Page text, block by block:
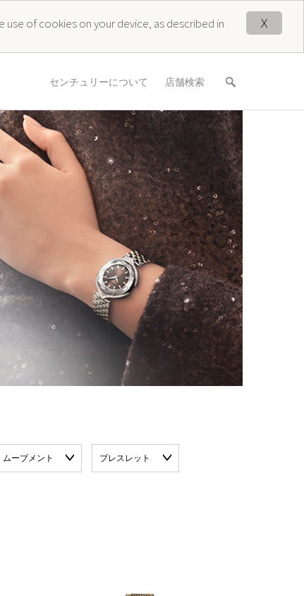
X
of cookies on your device, as described in
センチュリーについて 店舗検索
ムーブメント ブレスレット